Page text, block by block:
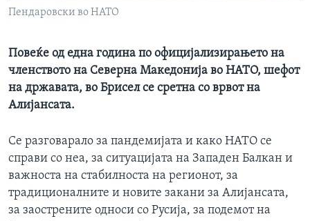
Пендаровски во НАТО
Повеќе од една година по официјализирањето на
членството на Северна Македонија во НАТО, шефот
на државата, во Брисел се сретна со врвот на
Алијансата.
Се разговарало за пандемијата и како НАТО се
справи со неа, за ситуацијата на Западен Балкан и
важноста на стабилноста на регионот, за
традиционалните и новите закани за Алијансата,
за заострените односи со Русија, за подемот на